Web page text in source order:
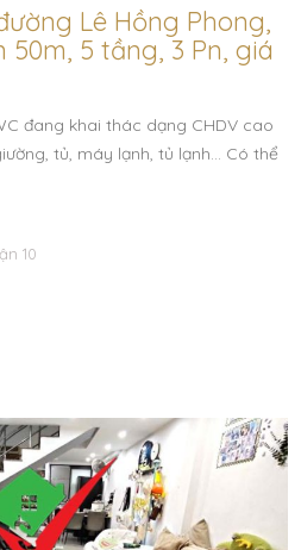
Lê Hồng Phong,
50m, 5 tầng, 3 Pn, giá
đang khai thác dạng CHDV cao
tủ, máy lạnh, tủ lạnh… Có thể
10